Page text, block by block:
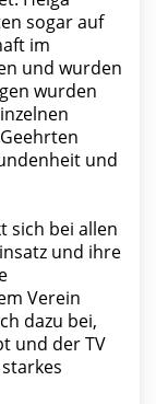
sogar auf
im
und wurden
wurden
und
sich bei allen
und ihre
Verein
dazu bei,
und der TV